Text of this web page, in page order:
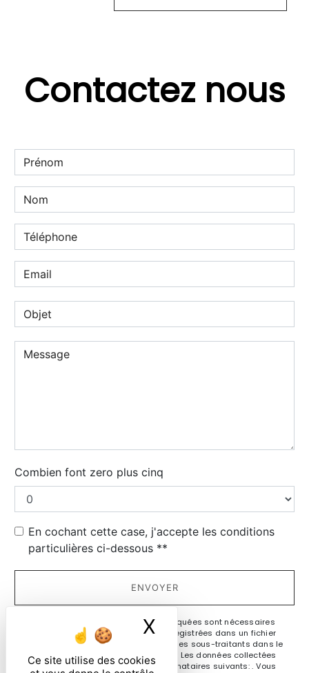
Ce site utilise des cookies
X Masquer le
Contactez nous
Combien font zero plus cinq
En cochant cette case, j'accepte les conditions
particulières ci-dessous **
ENVOYER
** Les données personnelles communiquées sont nécessaires
aux fins de vous contacter et sont enregistrées dans un fichier
informatisé. Elles sont destinées à et ses sous-traitants dans le
seul but de répondre à votre message. Les données collectées
seront communiquées aux seuls destinataires suivants: . Vous